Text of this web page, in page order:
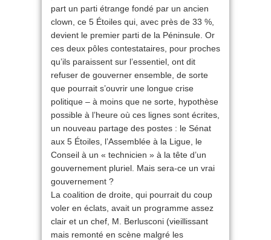
part un parti étrange fondé par un ancien
clown, ce 5 Étoiles qui, avec près de 33 %,
devient le premier parti de la Péninsule. Or
ces deux pôles contestataires, pour proches
qu’ils paraissent sur l’essentiel, ont dit
refuser de gouverner ensemble, de sorte
que pourrait s’ouvrir une longue crise
politique – à moins que ne sorte, hypothèse
possible à l’heure où ces lignes sont écrites,
un nouveau partage des postes : le Sénat
aux 5 Étoiles, l’Assemblée à la Ligue, le
Conseil à un « technicien » à la tête d’un
gouvernement pluriel. Mais sera-ce un vrai
gouvernement ?
La coalition de droite, qui pourrait du coup
voler en éclats, avait un programme assez
clair et un chef, M. Berlusconi (vieillissant
mais remonté en scène malgré les